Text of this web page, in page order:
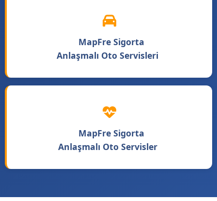
MapFre Sigorta
Anlaşmalı Oto Servisleri
MapFre Sigorta
Anlaşmalı Oto Servisler